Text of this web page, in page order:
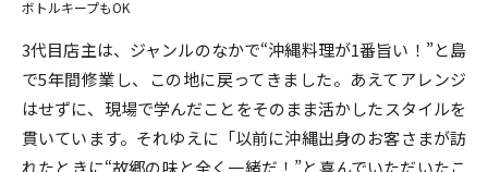
ボトルキープもOK
3代目店主は、ジャンルのなかで“沖縄料理が1番旨い！”と島
で5年間修業し、この地に戻ってきました。あえてアレンジ
はせずに、現場で学んだことをそのまま活かしたスタイルを
貫いています。それゆえに「以前に沖縄出身のお客さまが訪
れたときに“故郷の味と全く一緒だ！”と喜んでいただいたこ